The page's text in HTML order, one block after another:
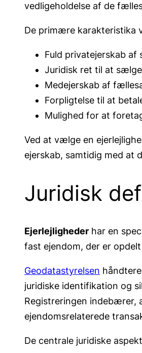
vedligeholdelse af de
De primære karakteristika
Fuld privatejerskab af
Juridisk ret til at
Medejerskab af
Forpligtelse til at
Mulighed for at
Ved at vælge en
ejerskab, samtidig med at
Juridisk
Ejerlejligheder har en
fast ejendom, der er
Geodatastyrelsen
juridiske identifikation og
Registreringen indebærer,
ejendomsrelaterede
De centrale juridiske